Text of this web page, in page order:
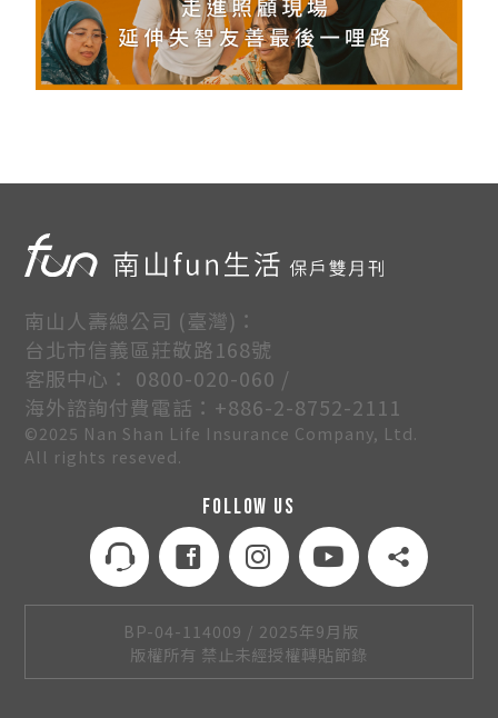
南山人壽總公司 (臺灣)：
台北市信義區莊敬路168號
客服中心： 0800-020-060 /
海外諮詢付費電話：+886-2-8752-2111
©2025 Nan Shan Life Insurance Company, Ltd.
All rights reseved.
FOLLOW US
BP-04-114009 / 2025年9月版
版權所有 禁止未經授權轉貼節錄